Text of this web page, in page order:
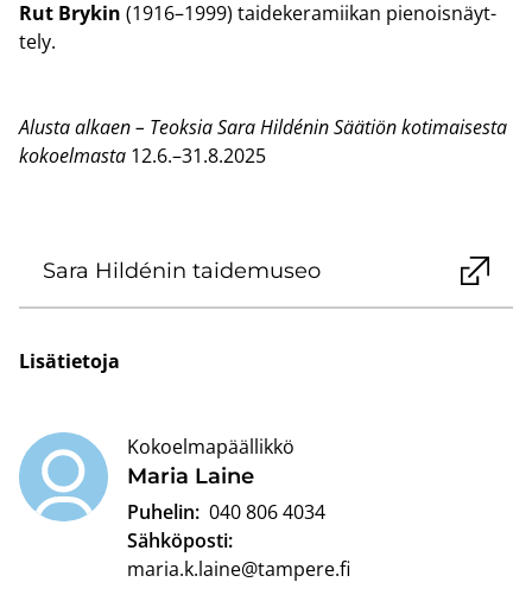
Rut Bry­kin (1916–1999) tai­de­ke­ra­mii­kan pie­nois­näyt­
te­ly.
Alus­ta al­kaen – Teok­sia Sara Hildénin Sää­tiön ko­ti­mai­ses­ta
ko­koel­mas­ta 12.6.–31.8.2025
Sara Hildénin tai­de­museo
Li­sä­tie­to­ja
Maria Laine
Kokoelmapäällikkö
Puhelin: 040 806 4034
Sähköposti:
maria.k.laine@tampere.fi